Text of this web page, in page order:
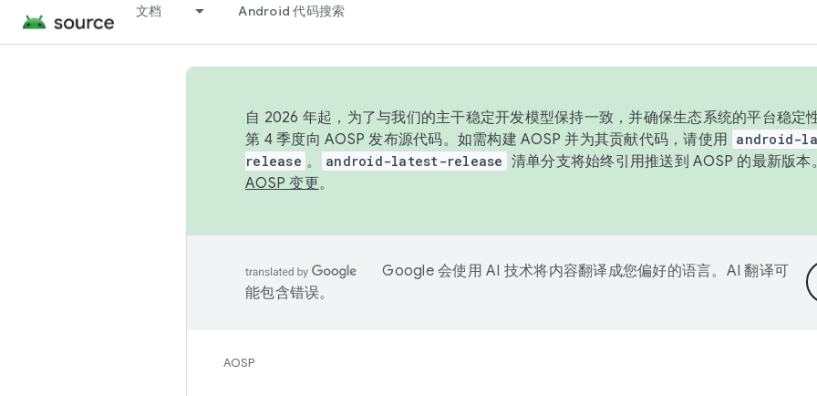
文档 Android 代码搜索
自 2026 年起，为了与我们的主干稳定开发模型保持一致，并确保生态系统的平台稳定
第 4 季度向 AOSP 发布源代码。如需构建 AOSP 并为其贡献代码，请使用 android-
release 。 android-latest-release 清单分支将始终引用推送到 AOSP 的最新版
AOSP 变更。
Google 会使用 AI 技术将内容翻译成您偏好的语言。AI 翻译可
能包含错误。
AOSP